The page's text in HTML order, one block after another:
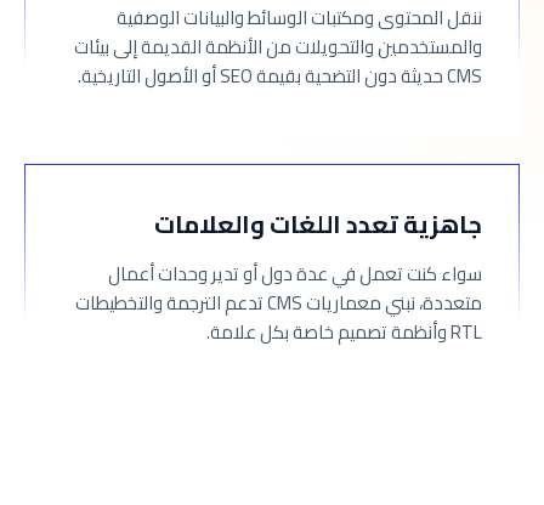
ننقل المحتوى ومكتبات الوسائط والبيانات الوصفية
والمستخدمين والتحويلات من الأنظمة القديمة إلى بيئات
CMS حديثة دون التضحية بقيمة SEO أو الأصول التاريخية.
جاهزية تعدد اللغات والعلامات
سواء كنت تعمل في عدة دول أو تدير وحدات أعمال
متعددة، نبني معماريات CMS تدعم الترجمة والتخطيطات
RTL وأنظمة تصميم خاصة بكل علامة.